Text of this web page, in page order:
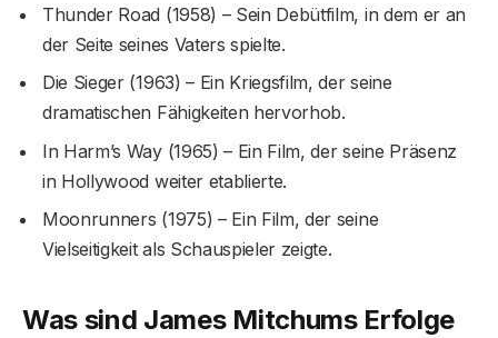
Thunder Road (1958) – Sein Debütfilm, in dem er an
der Seite seines Vaters spielte.
Die Sieger (1963) – Ein Kriegsfilm, der seine
dramatischen Fähigkeiten hervorhob.
In Harm’s Way (1965) – Ein Film, der seine Präsenz
in Hollywood weiter etablierte.
Moonrunners (1975) – Ein Film, der seine
Vielseitigkeit als Schauspieler zeigte.
Was sind James Mitchums Erfolge